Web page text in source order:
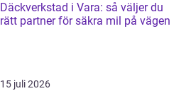
Däckverkstad i Vara: så väljer du
rätt partner för säkra mil på vägen
15 juli 2026